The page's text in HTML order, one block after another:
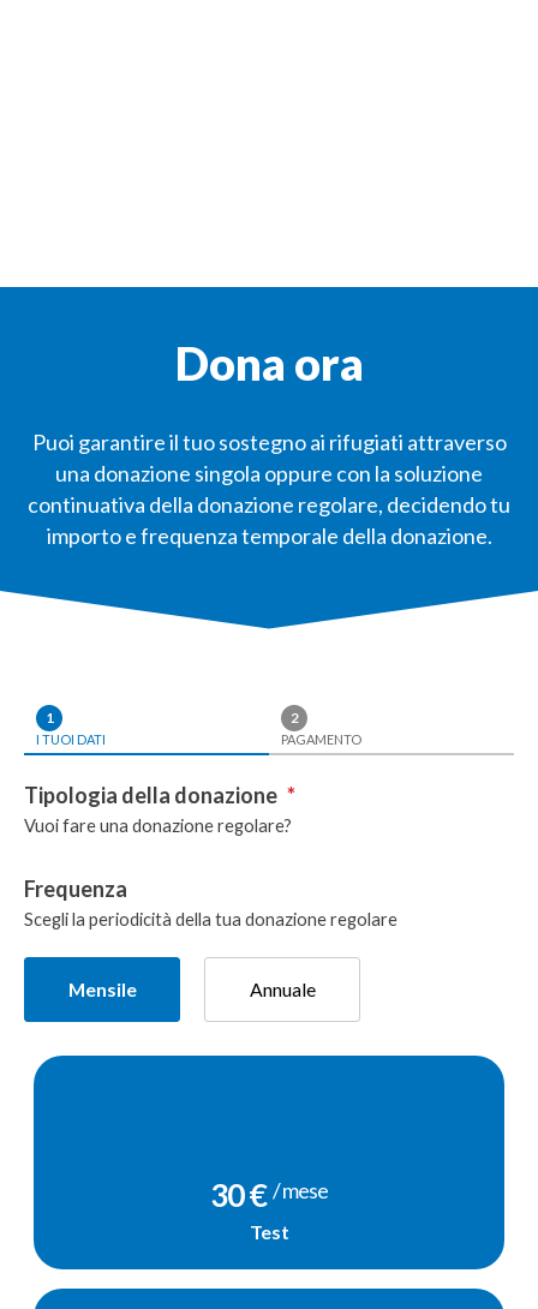
Dona ora
Puoi garantire il tuo sostegno ai rifugiati attraverso
una donazione singola oppure con la soluzione
continuativa della donazione regolare, decidendo tu
importo e frequenza temporale della donazione.
1
I TUOI DATI
2
PAGAMENTO
Tipologia della donazione *
Vuoi fare una donazione regolare?
Frequenza
Scegli la periodicità della tua donazione regolare
Mensile Annuale
Donazione
mensile
30 € / mese
Test